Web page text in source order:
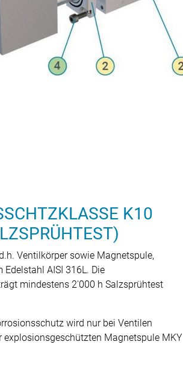
K10
Ventilkörper sowie Magnetspule,
Edelstahl AISI 316L. Die
mindestens 2'000 h Salzsprühtest
wird nur bei Ventilen
explosionsgeschützten Magnetspule MKY